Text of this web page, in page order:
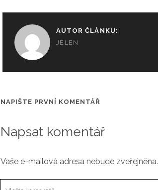
AUTOR ČLÁNKU:
JELEN
NAPIŠTE PRVNÍ KOMENTÁŘ
Napsat komentář
Vaše e-mailová adresa nebude zveřejněna.